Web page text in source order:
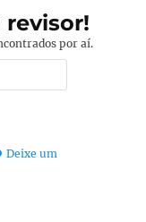
revisor!
por aí.
Deixe um